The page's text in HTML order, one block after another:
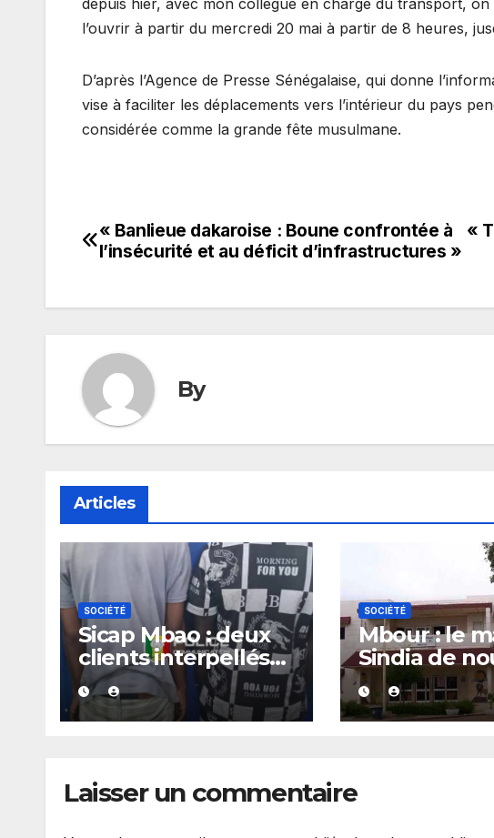
l’ouvrir à partir du mercredi 20 mai à partir de 8 heures,
D’après l’Agence de Presse Sénégalaise, qui donne
vise à faciliter les déplacements vers l’intérieur du pays
considérée comme la grande fête musulmane.
Navigation
l’article
«
« Banlieue dakaroise : Boune confrontée à
l’insécurité et au déficit d’infrastructures »
By
Articles
SOCIÉTÉ
Sicap Mbao : deux
clients interpellés
avec du kush lors
d’un contrôle de
police dans un bar
SOCIÉTÉ
Mbour : le
Sindia de
arrêté
Laisser un commentaire